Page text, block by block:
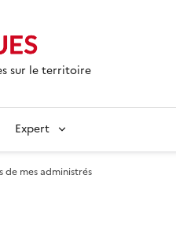
sur le territoire
Expert
de mes administrés